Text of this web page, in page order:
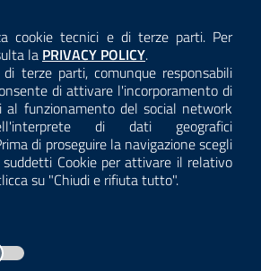
cookie tecnici e di terze parti. Per
la Consulta la
PRIVACY POLICY.
terze parti, comunque responsabili
di attivare l'incorporamento di
al funzionamento del social network
di dati geografici
di proseguire la navigazione scegli
Cookie per attivare il relativo
su "Chiudi e rifiuta tutto".
ANTICORRUZIONE
ACCESSIBILITÀ
COOKIE E PRIVACY
TEMI A-Z